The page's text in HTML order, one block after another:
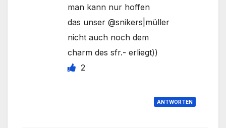
man kann nur hoffen
das unser @snikers|müller
nicht auch noch dem
charm des sfr.- erliegt))
2
ANTWORTEN